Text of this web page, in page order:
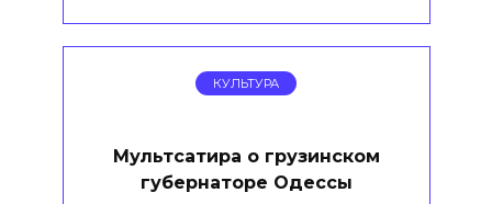
КУЛЬТУРА
Мультсатира о грузинском
губернаторе Одессы